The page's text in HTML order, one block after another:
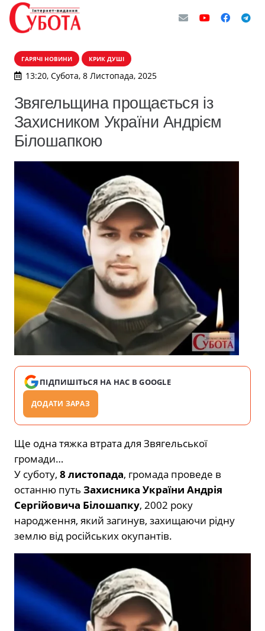
ГАРЯЧІ НОВИНИ КРИК ДУШІ
13:20, Субота, 8 Листопада, 2025
Звягельщина прощається із
Захисником України Андрієм
Білошапкою
ПІДПИШІТЬСЯ НА НАС В GOOGLE
ДОДАТИ ЗАРАЗ
Ще одна тяжка втрата для Звягельської
громади…
У суботу, 8 листопада, громада проведе в
останню путь Захисника України Андрія
Сергійовича Білошапку, 2002 року
народження, який загинув, захищаючи рідну
землю від російських окупантів.